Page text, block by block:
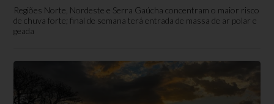
Regiões Norte, Nordeste e Serra Gaúcha concentram o maior risco
de chuva forte; final de semana terá entrada de massa de ar polar e
geada